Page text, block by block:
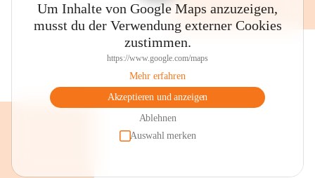
Um Inhalte von Google Maps anzuzeigen,
musst du der Verwendung externer Cookies
zustimmen.
https://www.google.com/maps
Mehr erfahren
Akzeptieren und anzeigen
Ablehnen
Auswahl merken